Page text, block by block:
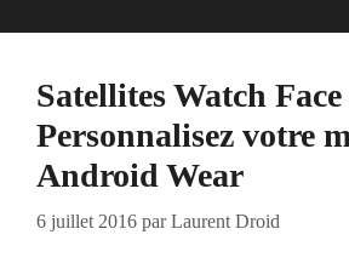
Satellites Watch Face
Personnalisez votre
Android Wear
6 juillet 2016 parLaurent Droid